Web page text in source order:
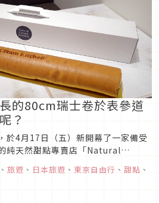
的80cm瑞士卷於表參道
？
於4月17日（五）新開幕了一家備受
純天然甜點專賣店「Natural
代之的是米粉、麴甜酒和甜菜糖。
餐的餐點。當中備受矚目的招牌甜
、 旅遊 、 日本旅遊 、 東京自由行 、 甜點 、